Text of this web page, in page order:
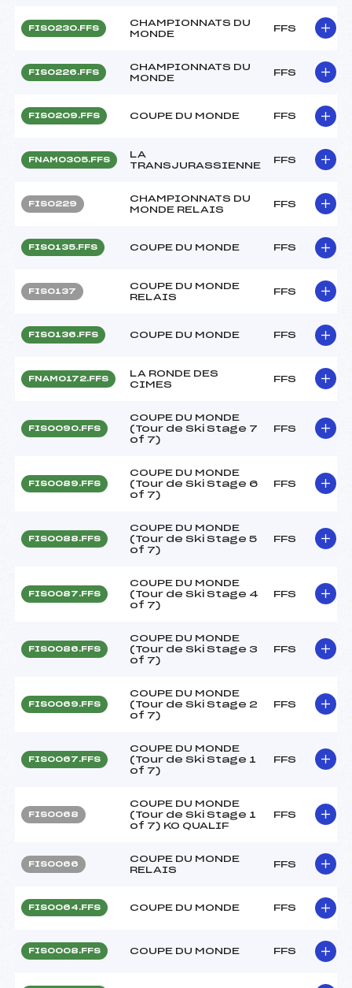
FIS0230.FFS
CHAMPIONNATS DU
MONDE
FFS
FIS0226.FFS
CHAMPIONNATS DU
MONDE
FFS
FIS0209.FFS COUPE DU MONDE FFS
FNAM0305.FFS
LA
TRANSJURASSIENNE
FFS
FIS0229
CHAMPIONNATS DU
MONDE RELAIS
FFS
FIS0135.FFS COUPE DU MONDE FFS
FIS0137
COUPE DU MONDE
RELAIS
FFS
FIS0136.FFS COUPE DU MONDE FFS
FNAM0172.FFS
LA RONDE DES
CIMES
FFS
FIS0090.FFS
COUPE DU MONDE
(Tour de Ski Stage 7
of 7)
FFS
FIS0089.FFS
COUPE DU MONDE
(Tour de Ski Stage 6
of 7)
FFS
FIS0088.FFS
COUPE DU MONDE
(Tour de Ski Stage 5
of 7)
FFS
FIS0087.FFS
COUPE DU MONDE
(Tour de Ski Stage 4
of 7)
FFS
FIS0086.FFS
COUPE DU MONDE
(Tour de Ski Stage 3
of 7)
FFS
FIS0069.FFS
COUPE DU MONDE
(Tour de Ski Stage 2
of 7)
FFS
FIS0067.FFS
COUPE DU MONDE
(Tour de Ski Stage 1
of 7)
FFS
FIS0068
COUPE DU MONDE
(Tour de Ski Stage 1
of 7) KO QUALIF
FFS
FIS0066
COUPE DU MONDE
RELAIS
FFS
FIS0064.FFS COUPE DU MONDE FFS
FIS0008.FFS COUPE DU MONDE FFS